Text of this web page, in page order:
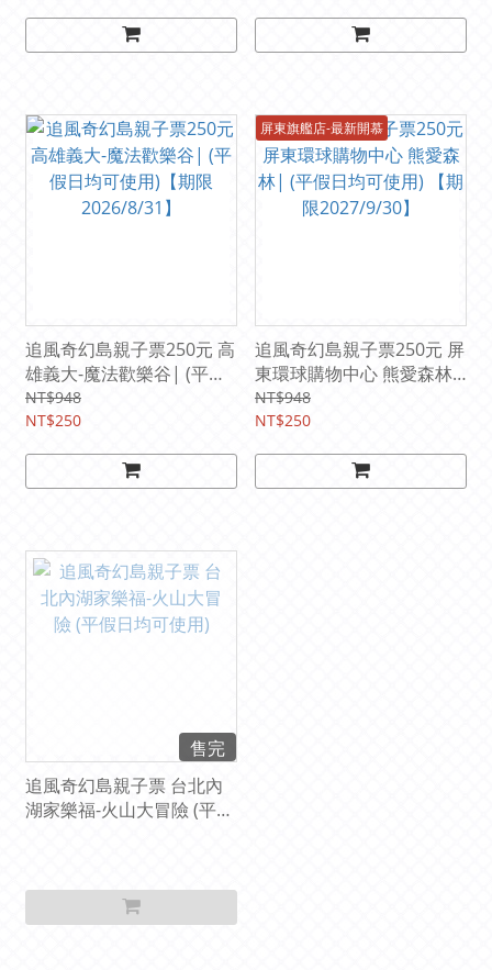
追風奇幻島親子票250元 高
雄義大-魔法歡樂谷| (平假
日均可使用)【期限
2026/8/31】
NT$948
NT$250
屏東旗艦店-最新開慕
追風奇幻島親子票250元 屏
東環球購物中心 熊愛森林|
(平假日均可使用) 【期限
2027/9/30】
NT$948
NT$250
售完
追風奇幻島親子票 台北內
湖家樂福-火山大冒險 (平假